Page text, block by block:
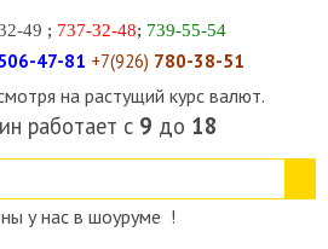
49 ; 737-32-48; 739-55-54
47-81 +7(926) 780-38-51
на растущий курс валют.
работает с 9 до 18
у нас в шоуруме !